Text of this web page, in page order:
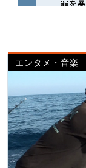
エンタメ・音楽